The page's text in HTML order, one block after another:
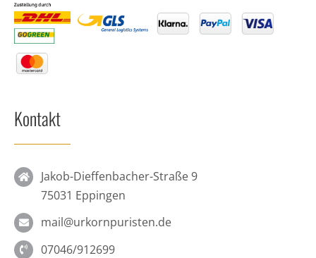
Kontakt
Jakob-Dieffenbacher-Straße 9
75031 Eppingen
mail@urkornpuristen.de
07046/912699